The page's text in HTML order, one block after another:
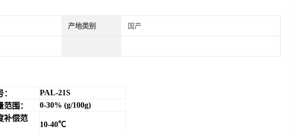
产地类别 国产
PAL-21S
范围： 0-30% (g/100g)
补偿范
10-40℃